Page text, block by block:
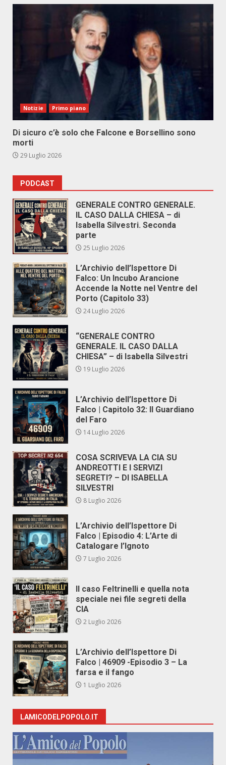
Notizie Primo piano
Di sicuro c’è solo che Falcone e Borsellino sono
morti
29 Luglio 2026
PODCAST
GENERALE CONTRO GENERALE.
IL CASO DALLA CHIESA – di
Isabella Silvestri. Seconda
parte
25 Luglio 2026
L’Archivio dell’Ispettore Di
Falco: Un Incubo Arancione
Accende la Notte nel Ventre del
Porto (Capitolo 33)
24 Luglio 2026
“GENERALE CONTRO
GENERALE. IL CASO DALLA
CHIESA” – di Isabella Silvestri
19 Luglio 2026
L’Archivio dell’Ispettore Di
Falco | Capitolo 32: Il Guardiano
del Faro
14 Luglio 2026
COSA SCRIVEVA LA CIA SU
ANDREOTTI E I SERVIZI
SEGRETI? – DI ISABELLA
SILVESTRI
8 Luglio 2026
L’Archivio dell’Ispettore Di
Falco | Episodio 4: L’Arte di
Catalogare l’Ignoto
7 Luglio 2026
Il caso Feltrinelli e quella nota
speciale nei file segreti della
CIA
2 Luglio 2026
L’Archivio dell’Ispettore Di
Falco | 46909 -Episodio 3 – La
farsa e il fango
1 Luglio 2026
LAMICODELPOPOLO.IT